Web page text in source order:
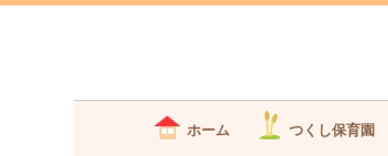
ホーム つくし保育園